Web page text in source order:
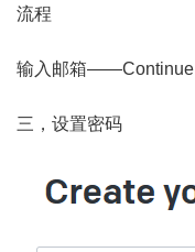
流程
输入邮箱——Continue
三，设置密码